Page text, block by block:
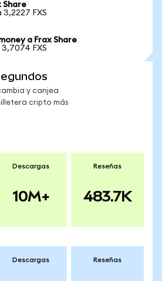
Share
3,2227 FXS
a Frax Share
3,7074 FXS
y canjea
cripto más
Descargas
10M+
Reseñas
483.7K
Descargas Reseñas